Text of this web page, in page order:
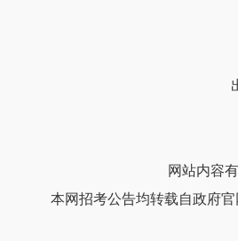
网站内容
本网招考公告均转载自政府